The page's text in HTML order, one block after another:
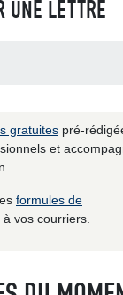
UNE LETTRE
gratuites pré-
et
formules de
vos courriers.